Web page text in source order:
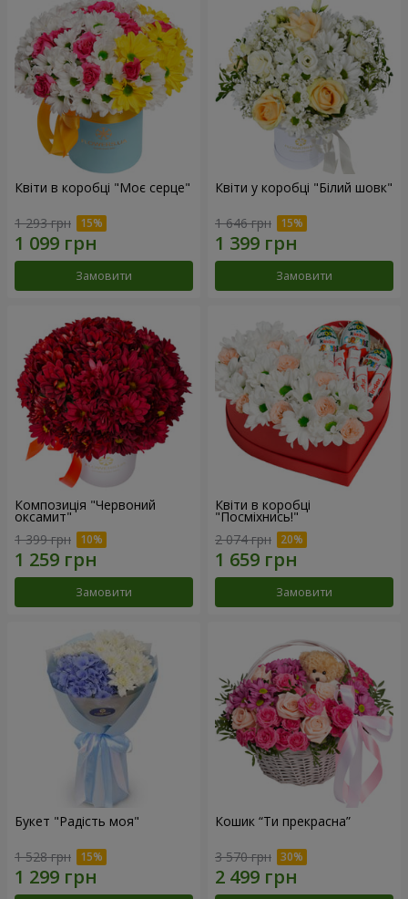
Квіти в коробці "Моє серце"
1 293 грн
Замовити
Квіти у коробці "Білий шовк"
1 646 грн
Замовити
Композиція "Червоний
оксамит"
1 399 грн
Замовити
Квіти в коробці
"Посміхнись!"
2 074 грн
Замовити
Букет "Радість моя"
1 528 грн
Кошик “Ти прекрасна”
3 570 грн